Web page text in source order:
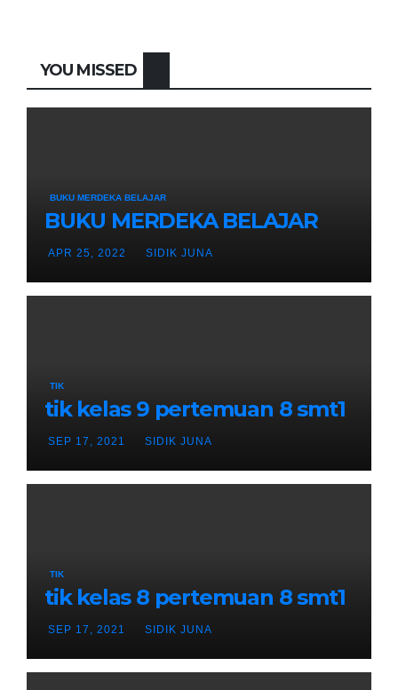
YOU MISSED
BUKU MERDEKA BELAJAR
BUKU MERDEKA BELAJAR
APR 25, 2022 SIDIK JUNA
TIK
tik kelas 9 pertemuan 8 smt1
SEP 17, 2021 SIDIK JUNA
TIK
tik kelas 8 pertemuan 8 smt1
SEP 17, 2021 SIDIK JUNA